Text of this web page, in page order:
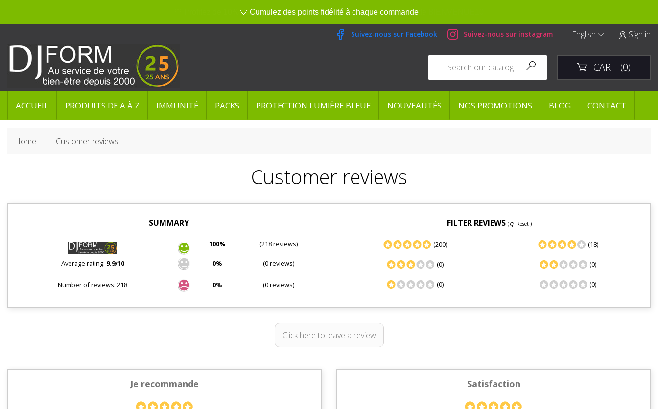
💛 Cumulez des points fidélité à chaque commande
Suivez-nous sur Facebook Suivez-nous sur instagram English  Sign in
  CART (0)
ACCUEIL PRODUITS DE A À Z IMMUNITÉ PACKS PROTECTION LUMIÈRE BLEUE NOUVEAUTÉS NOS PROMOTIONS BLOG CONTACT
Home Customer reviews
Customer reviews
SUMMARY
100% (218 reviews)
Average rating: 9.9/10 0% (0 reviews)
Number of reviews: 218 0% (0 reviews)
FILTER REVIEWS (sync Reset )
(200) (18)
(0) (0)
(0) (0)
Click here to leave a review
Je recommande Satisfaction